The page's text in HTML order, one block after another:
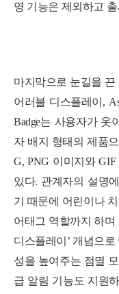
영 기능은 제외하고
마지막으로 눈길을 끈
어러블 디스플레이,
Badge는 사용자가 옷
자 배지 형태의 제품
G, PNG 이미지와
있다. 관계자의 설명
기 때문에 어린이나
어태그 역할까지 하며
디 스플레 이 ’ 개념으
성을 높여 주는 점멸 모
급 알림 기 능 도 지 원